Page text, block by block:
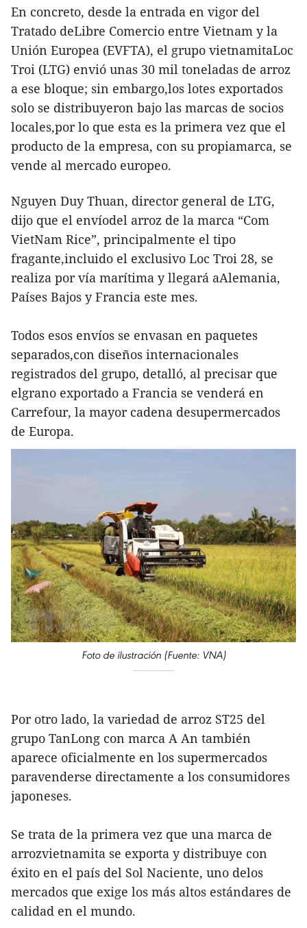
En concreto, desde la entrada en vigor del
Tratado deLibre Comercio entre Vietnam y la
Unión Europea (EVFTA), el grupo vietnamitaLoc
Troi (LTG) envió unas 30 mil toneladas de arroz
a ese bloque; sin embargo,los lotes exportados
solo se distribuyeron bajo las marcas de socios
locales,por lo que esta es la primera vez que el
producto de la empresa, con su propiamarca, se
vende al mercado europeo.
Nguyen Duy Thuan, director general de LTG,
dijo que el envíodel arroz de la marca “Com
VietNam Rice”, principalmente el tipo
fragante,incluido el exclusivo Loc Troi 28, se
realiza por vía marítima y llegará aAlemania,
Países Bajos y Francia este mes.
Todos esos envíos se envasan en paquetes
separados,con diseños internacionales
registrados del grupo, detalló, al precisar que
elgrano exportado a Francia se venderá en
Carrefour, la mayor cadena desupermercados
de Europa.
Foto de ilustración (Fuente: VNA)
Por otro lado, la variedad de arroz ST25 del
grupo TanLong con marca A An también
aparece oficialmente en los supermercados
paravenderse directamente a los consumidores
japoneses.
Se trata de la primera vez que una marca de
arrozvietnamita se exporta y distribuye con
éxito en el país del Sol Naciente, uno delos
mercados que exige los más altos estándares de
calidad en el mundo.